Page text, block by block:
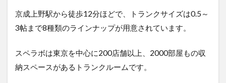
京成上野駅から徒歩12分ほどで、トランクサイズは0.5～
3帖まで8種類のラインナップが用意されています。
スペラボは東京を中心に200店舗以上、2000部屋もの収
納スペースがあるトランクルームです。